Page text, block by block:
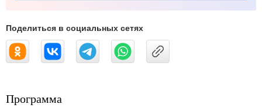
Поделиться в социальных сетях
Программа